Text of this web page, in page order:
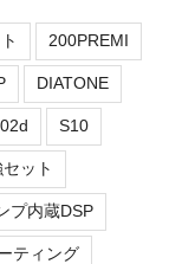
200PREMI
DIATONE
S10
ット
プ内蔵DSP
ティング